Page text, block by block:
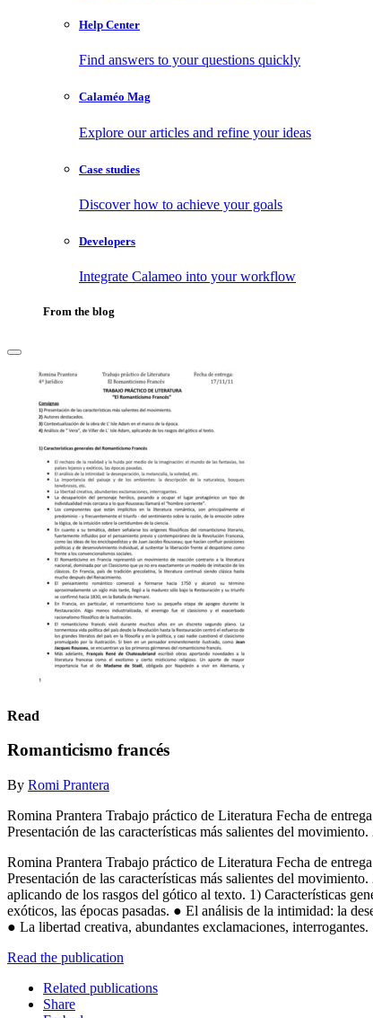
Help Center
Find answers to your questions quickly
Calaméo Mag
Explore our articles and refine your ideas
Case studies
Discover how to achieve your goals
Developers
Integrate Calameo into your workflow
From the blog
Read
Romanticismo francés
By Romi Prantera
Romina Prantera Trabajo práctico de Literatura Fecha de
Presentación de las características más salientes del
Romina Prantera Trabajo práctico de Literatura Fecha de
Presentación de las características más salientes del
aplicando de los rasgos del gótico al texto. 1) Características
exóticos, las épocas pasadas. ● El análisis de la intimidad: la
● La libertad creativa, abundantes exclamaciones,
Read the publication
Related publications
Share